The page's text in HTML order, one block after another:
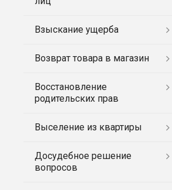
Взыскание ущерба
Возврат товара в магазин
Восстановление
родительских прав
Выселение из квартиры
Досудебное решение
вопросов